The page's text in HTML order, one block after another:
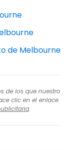
de Melbourne
de los que nuestro
clic en el enlace.
.